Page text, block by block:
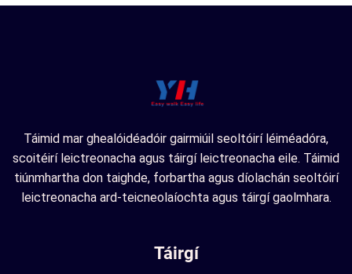
Táimid mar ghealóidéadóir gairmiúil seoltóirí léiméadóra,
scoitéirí leictreonacha agus táirgí leictreonacha eile. Táimid
tiúnmhartha don taighde, forbartha agus díolachán seoltóirí
leictreonacha ard-teicneolaíochta agus táirgí gaolmhara.
Táirgí